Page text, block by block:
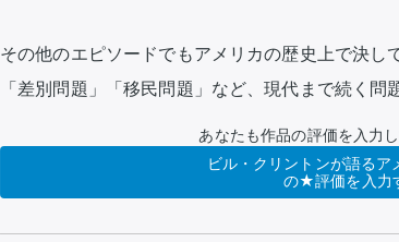
その他のエピソードでもアメリカの歴史上で決し
「差別問題」「移民問題」など、現代まで続く問
あなたも作品の評価を入力
ビル・クリントンが語るア
の★評価を入力